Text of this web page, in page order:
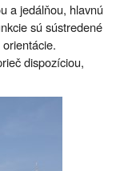
a jedálňou, hlavnú
sú sústredené
dispozíciou,